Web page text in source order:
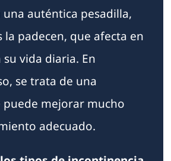
auténtica pesadilla,
la padecen, que afecta en
vida diaria. En
se trata de una
puede mejorar mucho
adecuado.